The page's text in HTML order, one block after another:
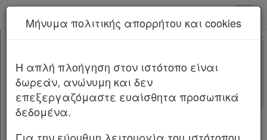
Κεφαλίδα
Σώμα [-]
ΚΕΦΑΛΑΙΟ Α΄ [-]
Άρθρο 1
Νέα υπηρεσία Kodiko Assistant.Περισσότερα
Νόμος 2667/1998
Με τιςτελευταίες αλλαγές
απότο Νόμο 4780/2021
Μήνυμα πολιτικής απορρήτου και cookies
H απλή πλοήγηση στον ιστότοπο είναι
δωρεάν, ανώνυμη και δεν
επεξεργαζόμαστε ευαίσθητα προσωπικά
δεδομένα.